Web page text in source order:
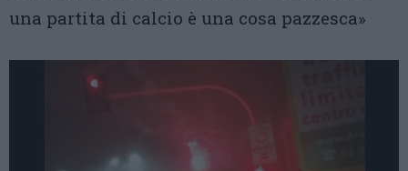
una partita di calcio è una cosa pazzesca»